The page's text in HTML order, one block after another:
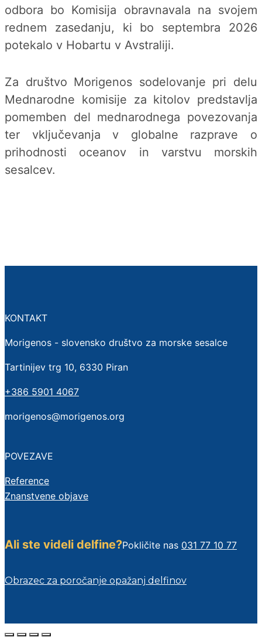
odbora bo Komisija obravnavala na svojem
rednem zasedanju, ki bo septembra 2026
potekalo v Hobartu v Avstraliji.
Za društvo Morigenos sodelovanje pri delu
Mednarodne komisije za kitolov predstavlja
pomemben del mednarodnega povezovanja
ter vključevanja v globalne razprave o
prihodnosti oceanov in varstvu morskih
sesalcev.
KONTAKT
Morigenos - slovensko društvo za morske sesalce
Tartinijev trg 10, 6330 Piran
+386 5901 4067
morigenos@morigenos.org
POVEZAVE
Reference
Znanstvene objave
Ali ste videli delfine?Pokličite nas 031 77 10 77
Obrazec za poročanje opažanj delfinov